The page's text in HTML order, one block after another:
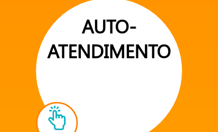
AUTO-
ATENDIMENTO